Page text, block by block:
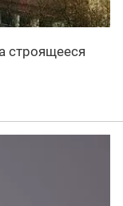
строящееся